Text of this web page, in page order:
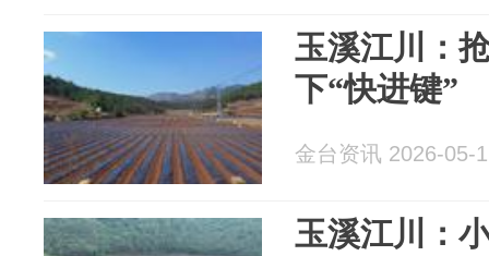
玉溪江川：
下“快进键”
金台资讯 2026-05-
玉溪江川：